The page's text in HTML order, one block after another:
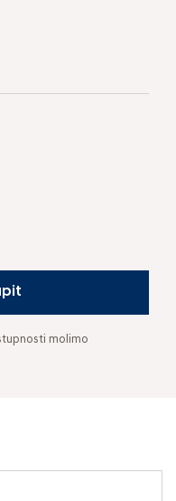
molimo